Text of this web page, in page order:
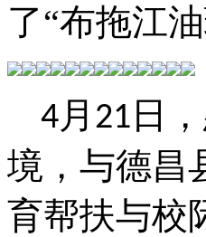
了“布拖江
4月 21 日
境，与德昌
育帮扶与校